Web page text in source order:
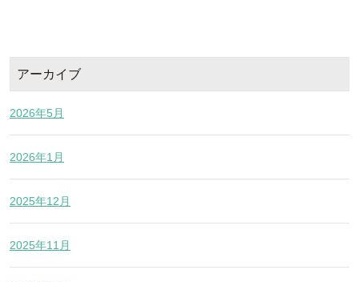
アーカイブ
2026年5月
2026年1月
2025年12月
2025年11月